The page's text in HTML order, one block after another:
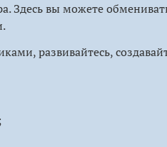
Здесь вы можете
развивайтесь,